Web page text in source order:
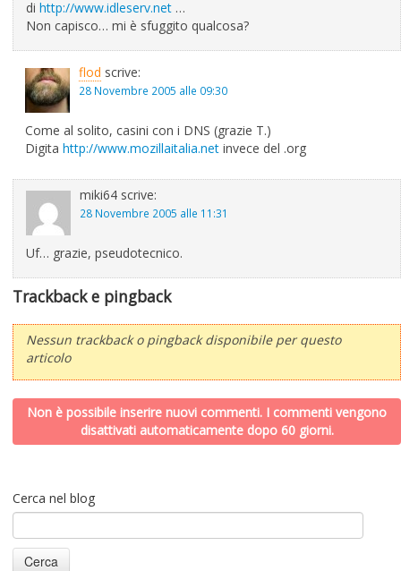
di http://www.idleserv.net …
Non capisco… mi è sfuggito qualcosa?
flod scrive:
28 Novembre 2005 alle 09:30
Come al solito, casini con i DNS (grazie T.)
Digita http://www.mozillaitalia.net invece del .org
miki64 scrive:
28 Novembre 2005 alle 11:31
Uf… grazie, pseudotecnico.
Trackback e pingback
Nessun trackback o pingback disponibile per questo
articolo
Non è possibile inserire nuovi commenti. I commenti vengono
disattivati automaticamente dopo 60 giorni.
Cerca nel blog